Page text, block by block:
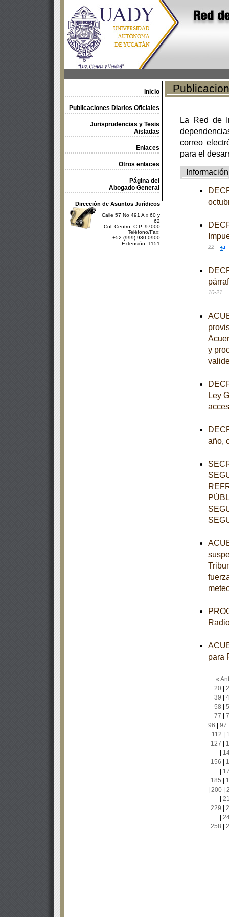
Inicio
Publicaciones Diarios Oficiales
Jurisprudencias y Tesis
Aisladas
Enlaces
Otros enlaces
Página del
Abogado General
Dirección de Asuntos Jurídicos
Calle 57 No 491 A x 60 y
62
Col. Centro, C.P. 97000
Teléfono/Fax:
+52 (999) 930-0900
Extensión: 1151
La Red de
correo
para el
Información
22
10-21
y
Ley
año,
para
«
20|
39
58
77
96
97
112
127
156
185
200|
229
258